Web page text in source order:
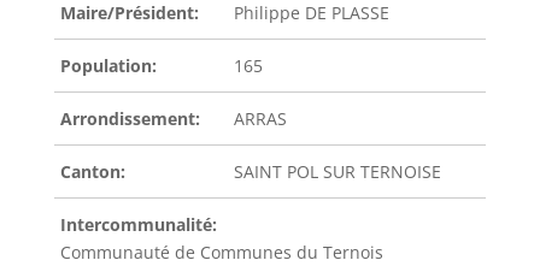
Maire/Président: Philippe DE PLASSE
Population: 165
Arrondissement: ARRAS
Canton: SAINT POL SUR TERNOISE
Intercommunalité:
Communauté de Communes du Ternois